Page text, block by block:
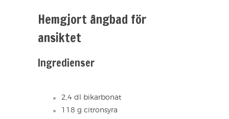
Hemgjort ångbad för
ansiktet
Ingredienser
2,4 dl bikarbonat
118 g citronsyra